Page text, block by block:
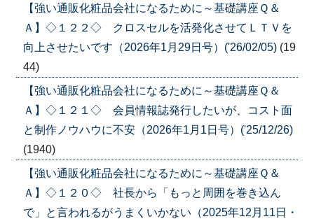
【強い通販化粧品会社になるために～基礎講座Ｑ＆
Ａ】◇１２２◇ クロスセルを活発化させてＬＴＶを
向上させたいです（2026年1月29日号）('26/02/05) (19
44)
【強い通販化粧品会社になるために～基礎講座Ｑ＆
Ａ】◇１２１◇ 会員情報誌発行したいが、コスト面
と制作ノウハウに不安（2026年1月1日号）('25/12/26)
(1940)
【強い通販化粧品会社になるために～基礎講座Ｑ＆
Ａ】◇１２０◇ 社長から「もっと周囲を巻き込ん
で」と言われるがうまくいかない（2025年12月11日・